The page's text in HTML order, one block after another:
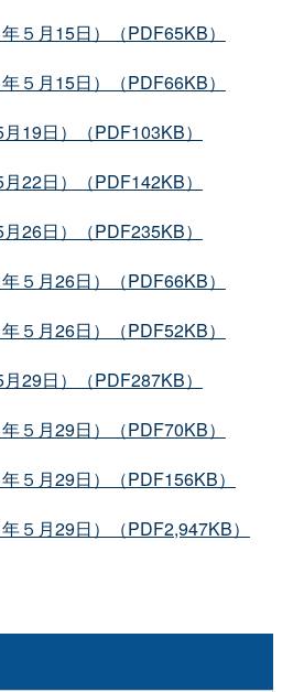
５月15日）（PDF65KB）
５月15日）（PDF66KB）
19日）（PDF103KB）
22日）（PDF142KB）
26日）（PDF235KB）
５月26日）（PDF66KB）
５月26日）（PDF52KB）
29日）（PDF287KB）
５月29日）（PDF70KB）
５月29日）（PDF156KB）
５月29日）（PDF2,947KB）